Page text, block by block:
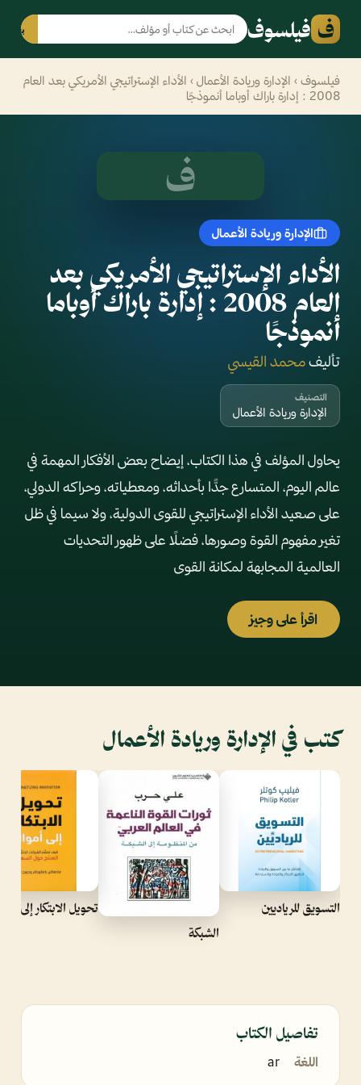
ف فيلسوف بحث
فيلسوف › الإدارة وريادة الأعمال › الأداء الإستراتيجي الأمريكي بعد العام
2008 : إدارة باراك أوباما أنموذجًا
ف
الإدارة وريادة الأعمال
الأداء الإستراتيجي الأمريكي بعد
العام 2008 : إدارة باراك أوباما
أنموذجًا
تأليفمحمد القيسي
التصنيف
الإدارة وريادة الأعمال
يحاول المؤلف في هذا الكتاب، إيضاح بعض الأفكار المهمة في
عالم اليوم، المتسارع جدًّا بأحداثه، ومعطياته، وحراكه الدولي،
على صعيد الأداء الإستراتيجي للقوى الدولية، ولا سيما في ظل
تغير مفهوم القوة وصورها، فضلًا على ظهور التحديات
العالمية المجابهة لمكانة القوى
اقرأ على وجيز
كتب في الإدارة وريادة الأعمال
التسويق للرياديين
الشبكة
تحويل الابتكار إلى
تفاصيل الكتاب
اللغة ar